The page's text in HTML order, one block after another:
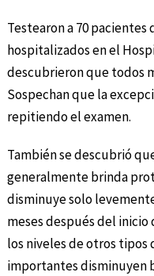
Testearon a 70 pacientes
hospitalizados en el
descubrieron que todos
Sospechan que la
repitiendo el examen.
También se descubrió
generalmente brinda
disminuye solo
meses después del inicio
los niveles de otros tipos
importantes disminuyen